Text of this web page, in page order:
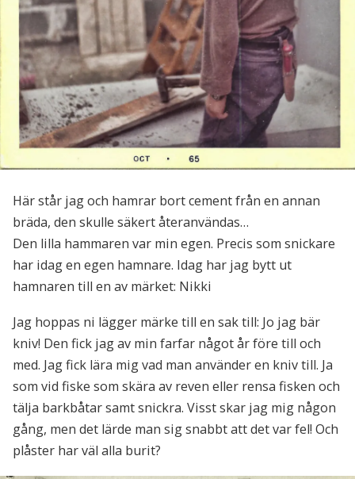
Här står jag och hamrar bort cement från en annan
bräda, den skulle säkert återanvändas…
Den lilla hammaren var min egen. Precis som snickare
har idag en egen hamnare. Idag har jag bytt ut
hamnaren till en av märket: Nikki
Jag hoppas ni lägger märke till en sak till: Jo jag bär
kniv! Den fick jag av min farfar något år före till och
med. Jag fick lära mig vad man använder en kniv till. Ja
som vid fiske som skära av reven eller rensa fisken och
tälja barkbåtar samt snickra. Visst skar jag mig någon
gång, men det lärde man sig snabbt att det var fel! Och
plåster har väl alla burit?